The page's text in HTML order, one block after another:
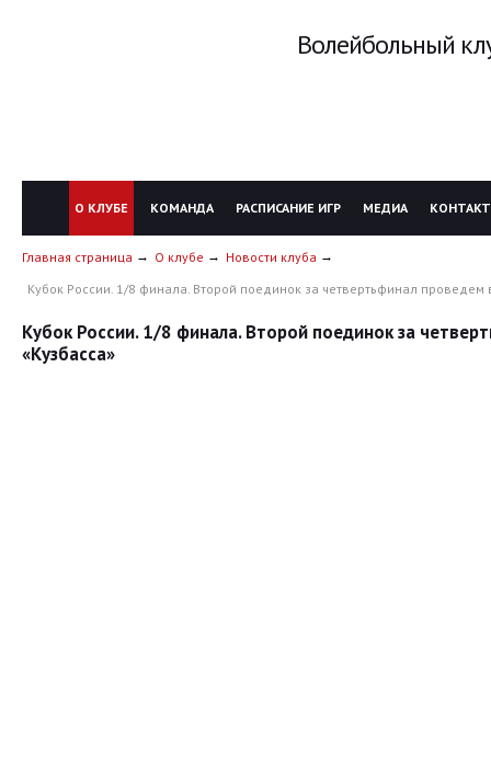
Волейбольный
О КЛУБЕ КОМАНДА РАСПИСАНИЕ ИГР МЕДИА
Главная страница О клубе
Новости клуба
Кубок России. 1/8 финала. Второй поединок за четвертьфинал проведем
Кубок России. 1/8 финала. Второй поединок за
«Кузбасса»